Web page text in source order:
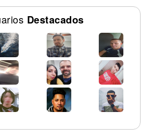
Destacados